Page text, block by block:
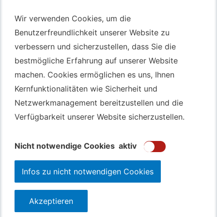
Wir verwenden Cookies, um die
Benutzerfreundlichkeit unserer Website zu
verbessern und sicherzustellen, dass Sie die
bestmögliche Erfahrung auf unserer Website
machen. Cookies ermöglichen es uns, Ihnen
Kernfunktionalitäten wie Sicherheit und
Netzwerkmanagement bereitzustellen und die
Verfügbarkeit unserer Website sicherzustellen.
Nicht notwendige Cookies aktiv
Infos zu nicht notwendigen Cookies
Akzeptieren
Wir verwenden Cookies, um die
Benutzerfreundlichkeit unserer Website zu
verbessern und sicherzustellen, dass Sie die
bestmögliche Erfahrung auf unserer Website
machen. Cookies ermöglichen es uns, Ihnen
Kernfunktionalitäten wie Sicherheit und
Netzwerkmanagement bereitzustellen und die
Verfügbarkeit unserer Website sicherzustellen.
Nicht notwendige Cookies aktiv
Infos zu nicht notwendigen Cookies
Akzeptieren
Autotransport Bochum
Autotransport Düsseldorf
Autotransport Essen
Autoexport Gelsenkirchen
GebrauchtwagenAnkauf Bochum
123autolos.de
Datenschutz